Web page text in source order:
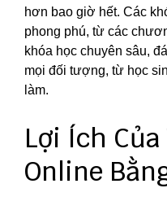
hơn bao giờ hết. Các
phong phú, từ các
khóa học chuyên sâu,
mọi đối tượng, từ học
làm.
Lợi Ích
Online